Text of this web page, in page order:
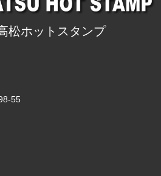
松ホットスタンプ
55